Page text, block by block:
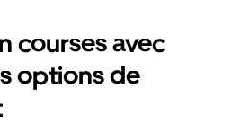
courses avec
options de